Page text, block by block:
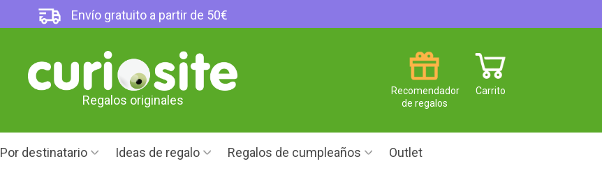
Envío gratuito a partir de 50€
Regalos originales
Carrito
Recomendador
de regalos
Por destinatario Ideas de regalo Regalos de cumpleaños Outlet